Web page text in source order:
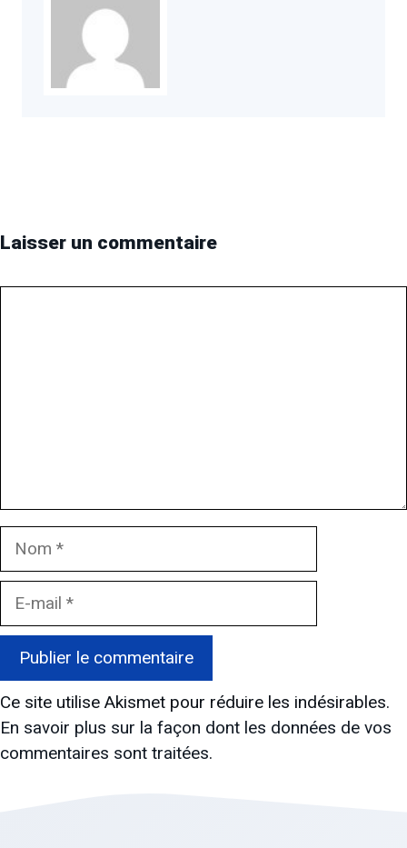
Laisser un commentaire
Nom
Ce site utilise Akismet pour réduire les indésirables.
En savoir plus sur la façon dont les données de vos
commentaires sont traitées.